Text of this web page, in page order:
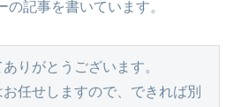
記事を書いています。
りがとうございます。
任せしますので、できれば別